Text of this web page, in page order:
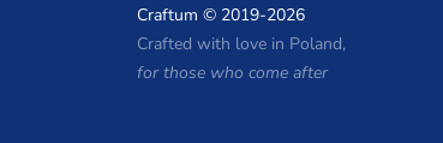
Craftum © 2019-2026
Crafted with love in Poland,
for those who come after